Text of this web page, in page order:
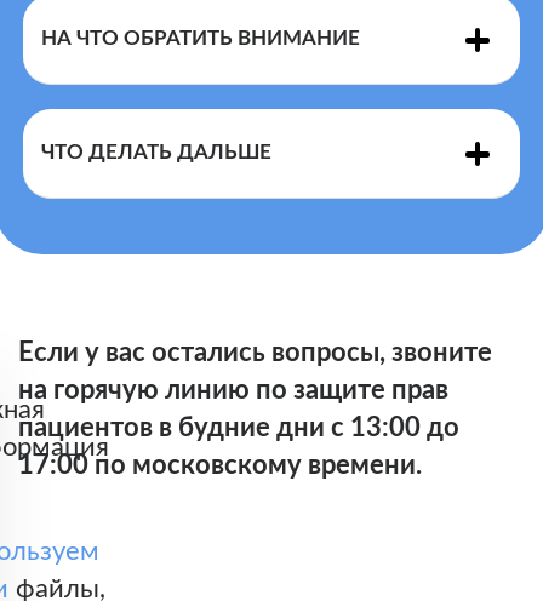
НА ЧТО ОБРАТИТЬ ВНИМАНИЕ
ЧТО ДЕЛАТЬ ДАЛЬШЕ
Шаблон обращения в территориальный орган по
надзору в сфере здравоохранения
Федеральной службы по надзору в сфере
Если у вас остались вопросы, звоните
на горячую линию по защите прав
пациентов в будние дни с 13:00 до
17:00 по московскому времени.
файлы,